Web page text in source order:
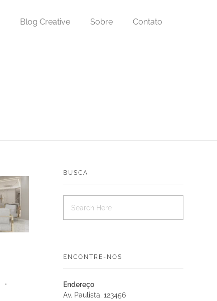
Blog Creative Sobre Contato
BUSCA
ENCONTRE-NOS
Endereço
Av. Paulista, 123456